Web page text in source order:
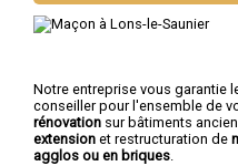
Notre entreprise vous garantie
conseiller pour l'ensemble de
rénovation sur bâtiments
extension et restructuration de
agglos ou en briques